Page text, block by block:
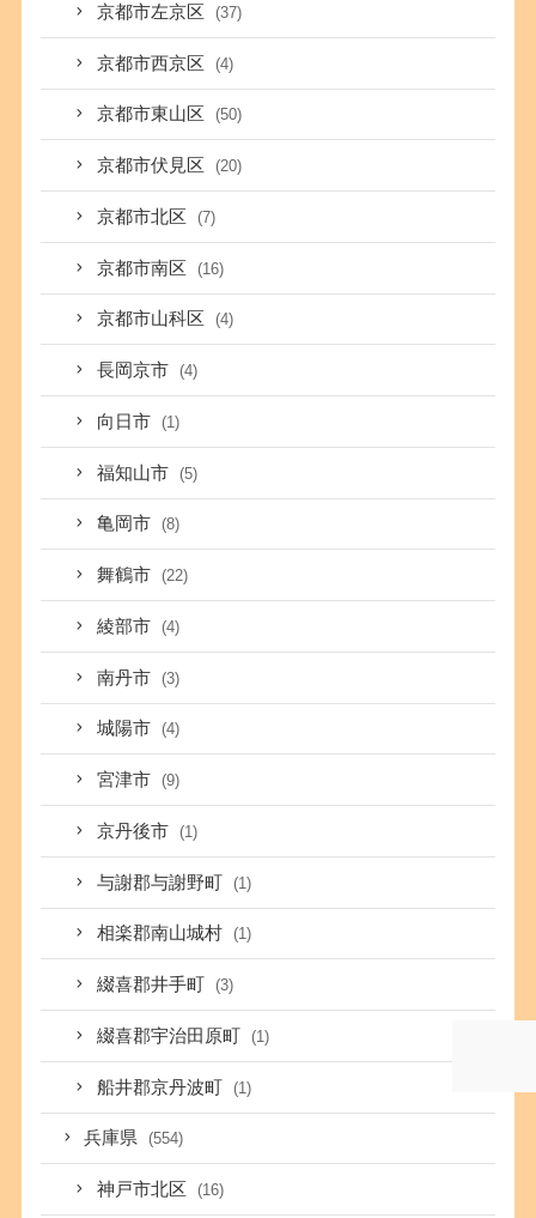
京都市左京区 (37)
京都市西京区 (4)
京都市東山区 (50)
京都市伏見区 (20)
京都市北区 (7)
京都市南区 (16)
京都市山科区 (4)
長岡京市 (4)
向日市 (1)
福知山市 (5)
亀岡市 (8)
舞鶴市 (22)
綾部市 (4)
南丹市 (3)
城陽市 (4)
宮津市 (9)
京丹後市 (1)
与謝郡与謝野町 (1)
相楽郡南山城村 (1)
綴喜郡井手町 (3)
綴喜郡宇治田原町 (1)
船井郡京丹波町 (1)
兵庫県 (554)
神戸市北区 (16)